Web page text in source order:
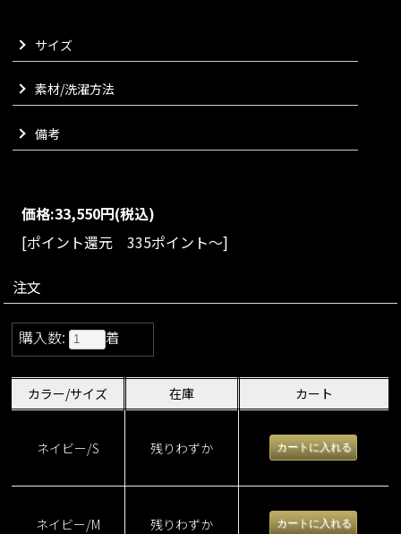
ウエストは総ゴム仕様で締め付け感がなく、長時間の移動やご
旅行、日常のあらゆるシーンでも気負わずお召しいただけるス
トレスフリーな一着に仕上げました。
リラックス感がありながらもラフになりすぎずに一枚でスタイ
す。
サイズ
素材/洗濯方法
備考
価格:33,550円(税込)
[ポイント還元 335ポイント～]
注文
購入数: 着
カラー/サイズ 在庫 カート
ネイビー/S 残りわずか
ネイビー/M 残りわずか